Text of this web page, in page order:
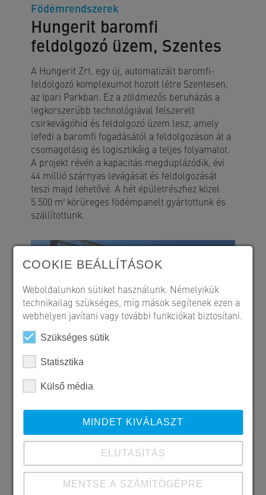
Födémrendszerek
Hungerit baromfi
feldolgozó üzem, Szentes
A Hungerit Zrt. egy új, automatizált baromfi-
feldolgozó komplexumot hozott létre Szentesen,
az Ipari Parkban. Ez a zöldmezős beruházás a
legkorszerűbb technológiával felszerelt
csirkevágóhíd és feldolgozó üzem lesz, amely
lefedi a baromfi fogadásától a feldolgozáson át a
csomagolásig és logisztikáig a teljes folyamatot.
A projekt révén a kapacitás megduplázódik, évi
44 millió szárnyas levágását és feldolgozását
teszi majd lehetővé. A hét épületrészhez közel
5.500 m² körüreges födémpanelt gyártottunk és
szállítottunk.
COOKIE BEÁLLÍTÁSOK
Weboldalunkon sütiket használunk. Némelyikük
technikailag szükséges, míg mások segítenek ezen a
webhelyen javítani vagy további funkciókat biztosítani.
Szükséges sütik
Statisztika
Külső média
MINDET KIVÁLASZT
ELUTASÍTÁS
MENTSE A SZÁMÍTÓGÉPRE